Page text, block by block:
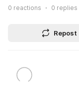
0 reactions 0 replies
Repost